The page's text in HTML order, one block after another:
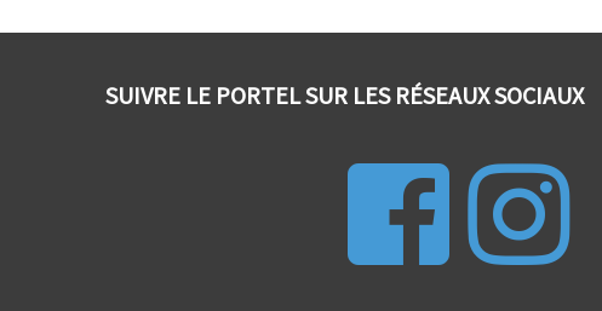
SUIVRE LE PORTEL SUR LES RÉSEAUX SOCIAUX